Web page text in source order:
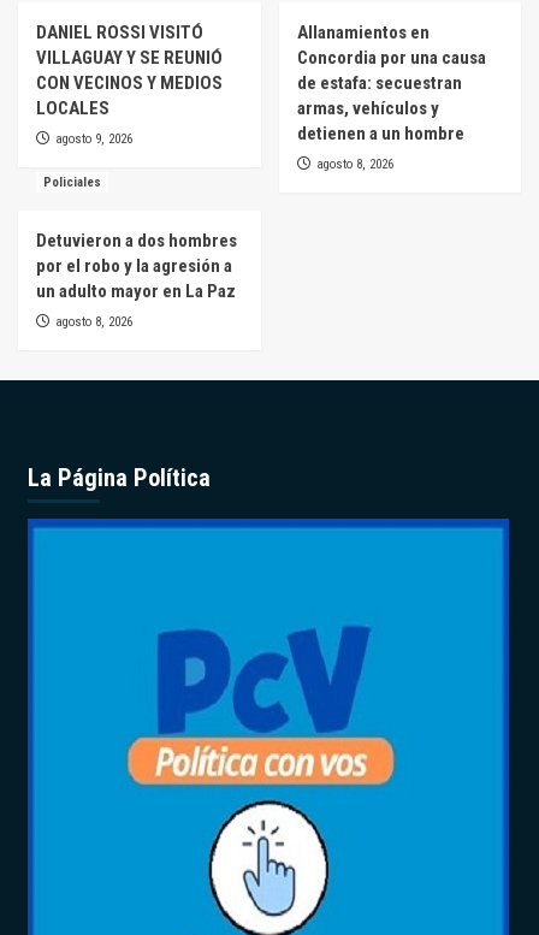
DANIEL ROSSI VISITÓ
VILLAGUAY Y SE REUNIÓ
CON VECINOS Y MEDIOS
LOCALES
agosto 9, 2026
Allanamientos en
Concordia por una causa
de estafa: secuestran
armas, vehículos y
detienen a un hombre
agosto 8, 2026
Policiales
Detuvieron a dos hombres
por el robo y la agresión a
un adulto mayor en La Paz
agosto 8, 2026
La Página Política